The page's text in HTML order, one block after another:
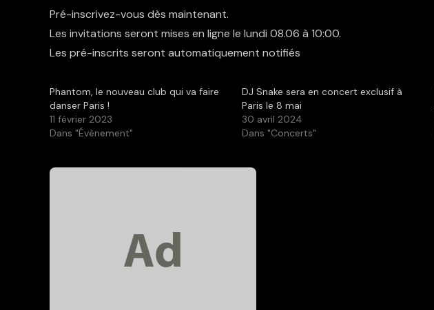
Pré-inscrivez-vous dès maintenant.
Les invitations seront mises en ligne le lundi 08.06 à 10:00.
Les pré-inscrits seront automatiquement notifiés
Phantom, le nouveau club qui va faire
danser Paris !
11 février 2023
Dans "Évènement"
DJ Snake sera en concert exclusif à
Paris le 8 mai
30 avril 2024
Dans "Concerts"